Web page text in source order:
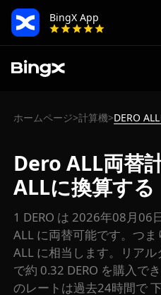
BingX App
ホームページ>計算機>DERO
Dero ALL両替
ALLに換算する
1 DERO は 2026年08月06
ALL に両替可能です。つま
ALL に相当します。リア
で約 0.32 DERO を購入で
のレートは過去24時間で